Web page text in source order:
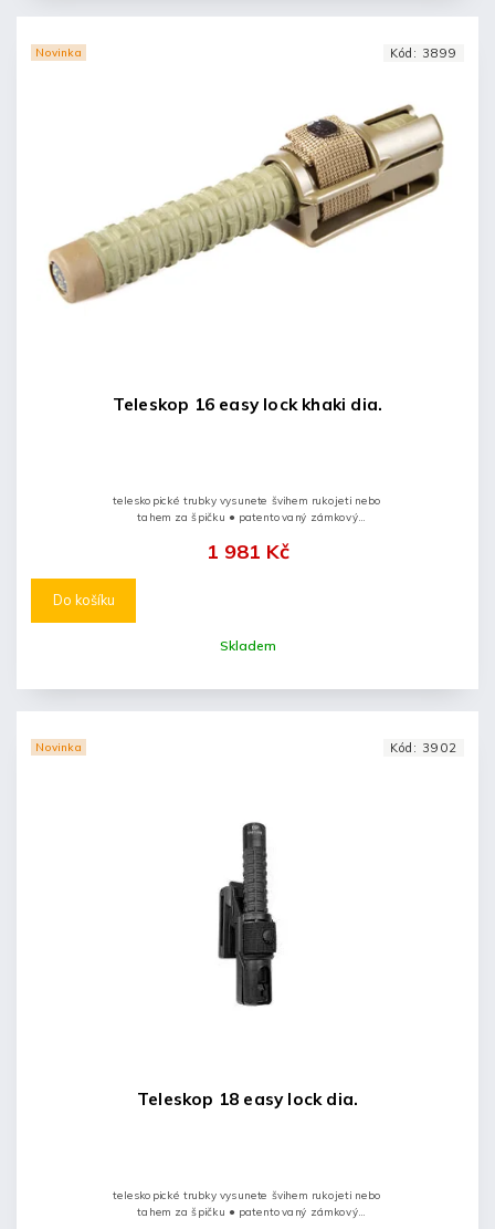
Novinka
Teleskop 16 easy lock khaki dia.
Skladem
1 981 Kč
Do košíku
teleskopické trubky vysunete švihem rukojeti nebo
tahem za špičku ● patentovaný zámkový
koncovce...
Kód: 3899
Novinka
Teleskop 18 easy lock dia.
teleskopické trubky vysunete švihem rukojeti nebo
tahem za špičku ● patentovaný zámkový
Kód: 3902